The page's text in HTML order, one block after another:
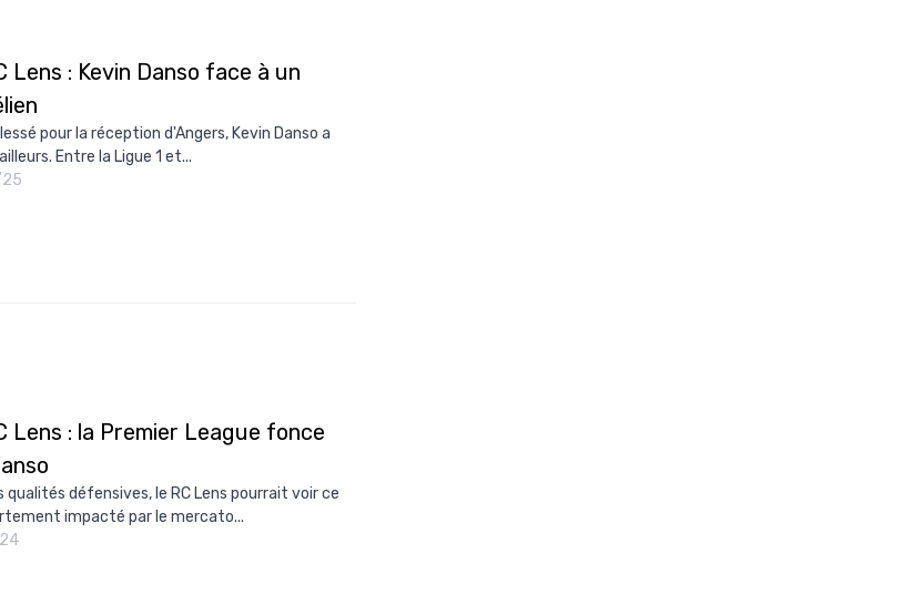
Lens : Kevin Danso face à un
pour la réception d'Angers, Kevin Danso a
Entre la Ligue 1 et...
Lens : la Premier League fonce
qualités défensives, le RC Lens pourrait voir ce
impacté par le mercato...